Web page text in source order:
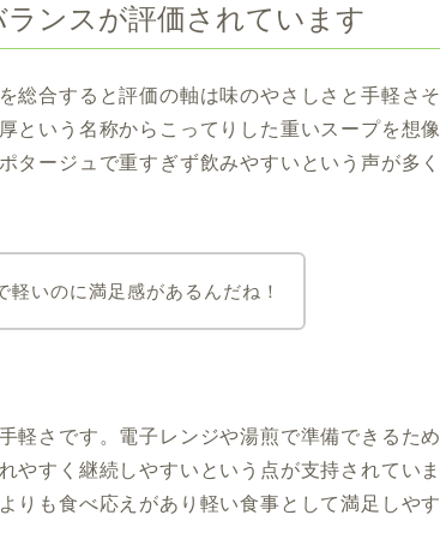
ンスが評価されています
総合すると評価の軸は味のやさしさと手軽さそ
という名称からこってりした重いスープを想像
タージュで重すぎず飲みやすいという声が多く
いのに満足感があるんだね！
軽さです。電子レンジや湯煎で準備できるため
やすく継続しやすいという点が支持されていま
りも食べ応えがあり軽い食事として満足しやす